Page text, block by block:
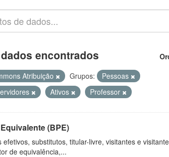
encontrados
Atribuição Grupos:
Pessoas
Ativos Professor
(BPE)
substitutos, titular-livre, visitantes e
de equivalência,...